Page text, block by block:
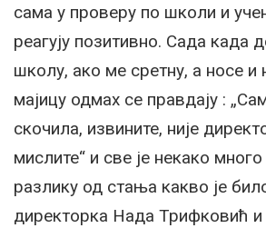
сама у проверу по школи и
реагују позитивно. Сада када
школу, ако ме сретну, а носе и
мајицу одмах се правдају :
скочила, извините, није
мислите“ и све је некако
разлику од стања какво је
директорка Нада Трифковић и